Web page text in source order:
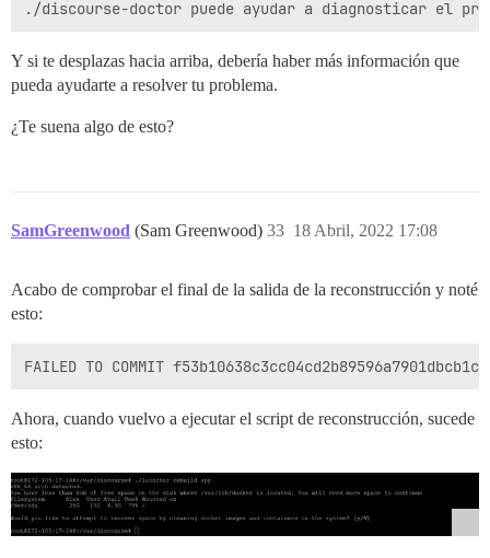
Y si te desplazas hacia arriba, debería haber más información que
pueda ayudarte a resolver tu problema.
¿Te suena algo de esto?
SamGreenwood (Sam Greenwood) 18 Abril, 2022 17:08
33
Acabo de comprobar el final de la salida de la reconstrucción y noté
esto:
Ahora, cuando vuelvo a ejecutar el script de reconstrucción, sucede
esto: